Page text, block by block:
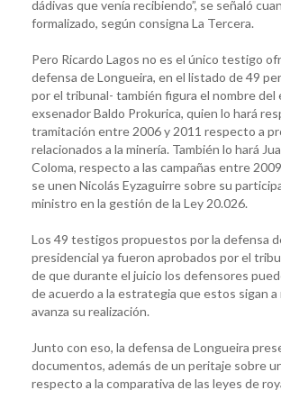
dádivas que venía recibiendo”, se señaló
formalizado, según consigna La Tercera.
Pero Ricardo Lagos no es el único testigo
defensa de Longueira, en el listado de 49
por el tribunal- también figura el nombre del
exsenador Baldo Prokurica, quien lo hará
tramitación entre 2006 y 2011 respecto a
relacionados a la minería. También lo hará
Coloma, respecto a las campañas entre
se unen Nicolás Eyzaguirre sobre su
ministro en la gestión de la Ley 20.026.
Los 49 testigos propuestos por la defensa
presidencial ya fueron aprobados por el
de que durante el juicio los defensores
de acuerdo a la estrategia que estos sigan a
avanza su realización.
Junto con eso, la defensa de Longueira
documentos, además de un peritaje sobre
respecto a la comparativa de las leyes de